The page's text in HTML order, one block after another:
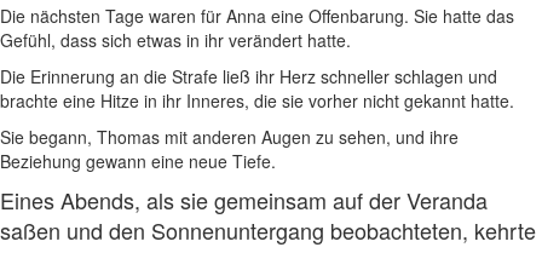
Die nächsten Tage waren für Anna eine Offenbarung. Sie hatte das
Gefühl, dass sich etwas in ihr verändert hatte.
Die Erinnerung an die Strafe ließ ihr Herz schneller schlagen und
brachte eine Hitze in ihr Inneres, die sie vorher nicht gekannt hatte.
Sie begann, Thomas mit anderen Augen zu sehen, und ihre
Beziehung gewann eine neue Tiefe.
Eines Abends, als sie gemeinsam auf der Veranda
saßen und den Sonnenuntergang beobachteten, kehrte